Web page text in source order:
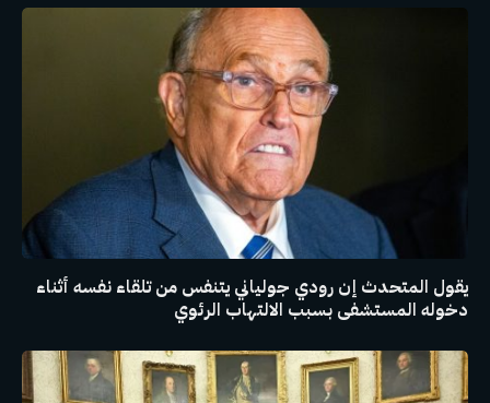
يقول المتحدث إن رودي جولياني يتنفس من تلقاء نفسه أثناء
دخوله المستشفى بسبب الالتهاب الرئوي